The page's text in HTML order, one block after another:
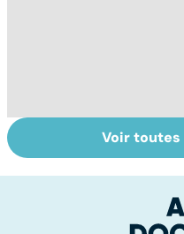
Suicide : prévenir
le passage à
Voir toutes